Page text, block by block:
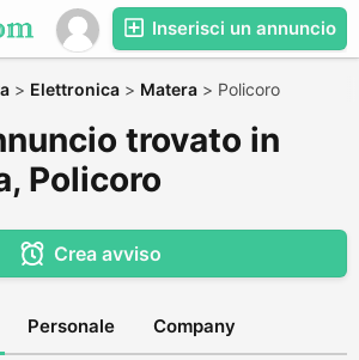
Inserisci un annuncio
> Elettronica > Matera > Policoro
trovato in
Policoro
Crea avviso
Personale Company